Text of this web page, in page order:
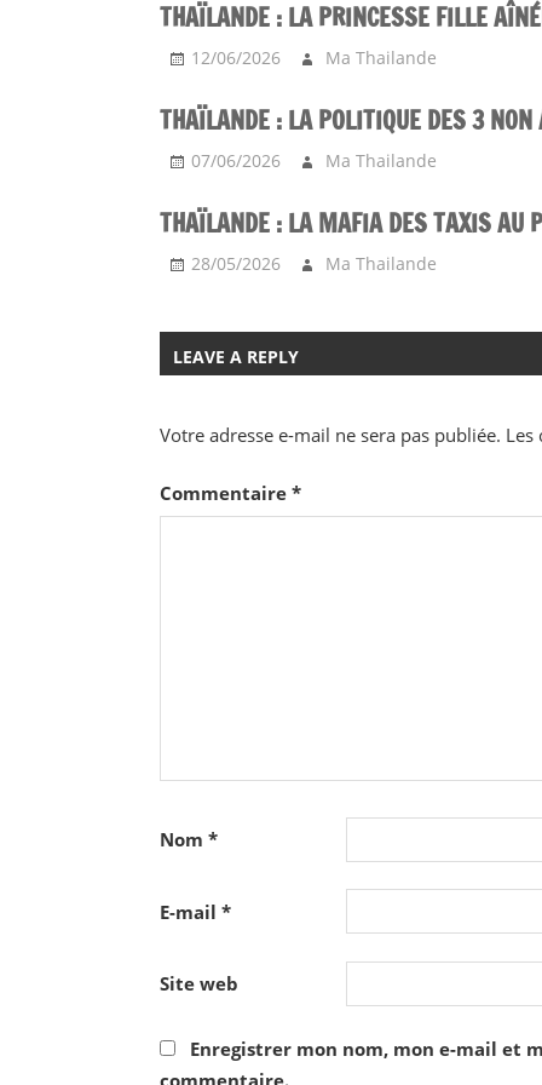
THAÏLANDE : LA PRINCESSE FILLE
12/06/2026 Ma Thailande
THAÏLANDE : LA POLITIQUE DES 3 NON
07/06/2026 Ma Thailande
THAÏLANDE : LA MAFIA DES TAXIS AU
28/05/2026 Ma Thailande
LEAVE A REPLY
Votre adresse e-mail ne sera pas publiée. Les
Commentaire *
Nom *
E-mail *
Site web
Enregistrer mon nom, mon e-mail et